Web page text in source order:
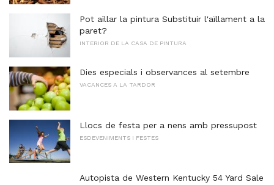
Pot aïllar la pintura Substituir l'aïllament a la
paret?
INTERIOR DE LA CASA DE PINTURA
Dies especials i observances al setembre
VACANCES A LA TARDOR
Llocs de festa per a nens amb pressupost
ESDEVENIMENTS I FESTES
Autopista de Western Kentucky 54 Yard Sale